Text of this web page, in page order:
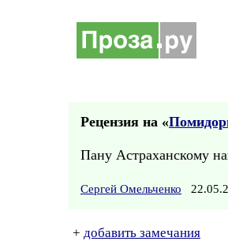
Рецензия на «
Пану Астраханскому
Сергей Омельченко
+ добавить замечания